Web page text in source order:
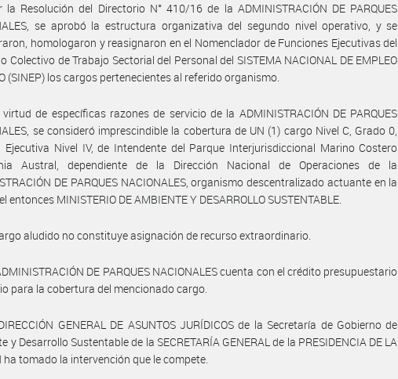
la Resolución del Directorio N° 410/16 de la ADMINISTRACIÓN DE PARQUES
se aprobó la estructura organizativa del segundo nivel operativo, y se
homologaron y reasignaron en el Nomenclador de Funciones Ejecutivas del
Colectivo de Trabajo Sectorial del Personal del SISTEMA NACIONAL DE EMPLEO
(SINEP) los cargos pertenecientes al referido organismo.
virtud de específicas razones de servicio de la ADMINISTRACIÓN DE PARQUES
se consideró imprescindible la cobertura de UN (1) cargo Nivel C, Grado 0,
Ejecutiva Nivel IV, de Intendente del Parque Interjurisdiccional Marino Costero
Austral, dependiente de la Dirección Nacional de Operaciones de la
DE PARQUES NACIONALES, organismo descentralizado actuante en la
entonces MINISTERIO DE AMBIENTE Y DESARROLLO SUSTENTABLE.
aludido no constituye asignación de recurso extraordinario.
DE PARQUES NACIONALES cuenta con el crédito presupuestario
para la cobertura del mencionado cargo.
GENERAL DE ASUNTOS JURÍDICOS de la Secretaría de Gobierno de
y Desarrollo Sustentable de la SECRETARÍA GENERAL de la PRESIDENCIA DE LA
ha tomado la intervención que le compete.